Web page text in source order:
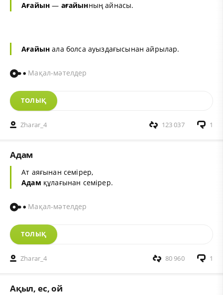
Ағайын — ағайынның айнасы.
Ағайын ала болса ауыздағысынан айрылар.
Мақал-мәтелдер
ТОЛЫҚ
Zharar_4 1
123 037
Адам
Ат аяғынан семірер,
Адам құлағынан семірер.
Мақал-мәтелдер
ТОЛЫҚ
Zharar_4 1
80 960
Ақыл, ес, ой